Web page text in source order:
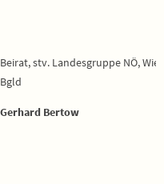
Beirat, stv. Landesgruppe NÖ,
Bgld
Gerhard Bertow